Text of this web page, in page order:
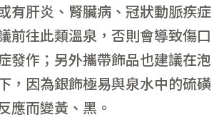
有肝炎、腎臟病、冠狀動脈疾症
前往此類溫泉，否則會導致傷口
發作；另外攜帶飾品也建議在泡
，因為銀飾極易與泉水中的硫磺
應而變黃、黑。